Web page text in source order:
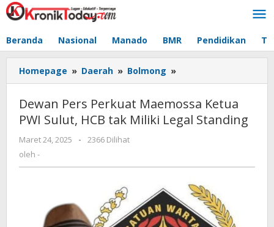
Lewati
ke
Beranda Nasional Manado BMR Pendidikan
Homepage » Daerah » Bolmong »
Pers
Maemossa
Ketua
Miliki
Legal
Standing
Dewan Pers Perkuat Maemossa Ketua
PWI Sulut, HCB tak Miliki Legal Standing
Maret 24, 2025
oleh
-
2366 Dilihat
oleh -